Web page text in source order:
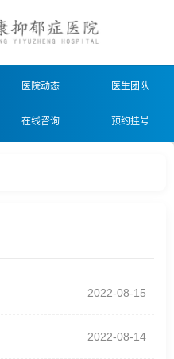
医院动态 医生团队
在线咨询 预约挂号
2022-08-15
2022-08-14